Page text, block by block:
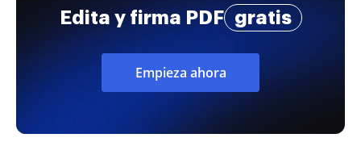
Edita y firma PDF gratis
Empieza ahora